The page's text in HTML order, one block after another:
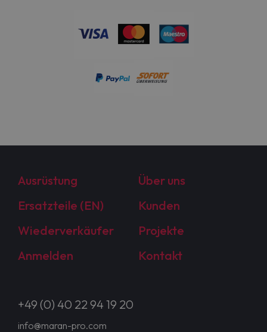
Ausrüstung
Über uns
Ersatzteile (EN)
Kunden
Wiederverkäufer
Projekte
Anmelden
Kontakt
+49 (0) 40 22 94 19 20
info@maran-pro.com